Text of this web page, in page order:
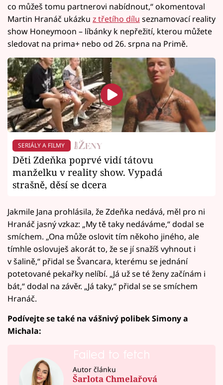
co můžeš tomu partnerovi nabídnout,“ okomentoval
Martin Hranáč ukázku z třetího dílu seznamovací reality
show Honeymoon – líbánky k nepřežití, kterou můžete
sledovat na prima+ nebo od 26. srpna na Primě.
SERIÁLY A FILMY
Děti Zdeňka poprvé vidí tátovu
manželku v reality show. Vypadá
strašně, děsí se dcera
Jakmile Jana prohlásila, že Zdeňka nedává, měl pro ni
Hranáč jasný vzkaz: „My tě taky nedáváme,“ dodal se
smíchem. „Ona může oslovit tím někoho jiného, ale
tímhle oslovuješ akorát to, že se jí snažíš vyhnout i
v šalině,“ přidal se Švancara, kterému se jednání
potetované pekařky nelíbí. „Já už se té ženy začínám i
bát,“ dodal na závěr. „Já taky,“ přidal se se smíchem
Hranáč.
Podívejte se také na vášnivý polibek Simony a
Michala:
Failed to fetch
Autor článku
Šarlota Chmelařová